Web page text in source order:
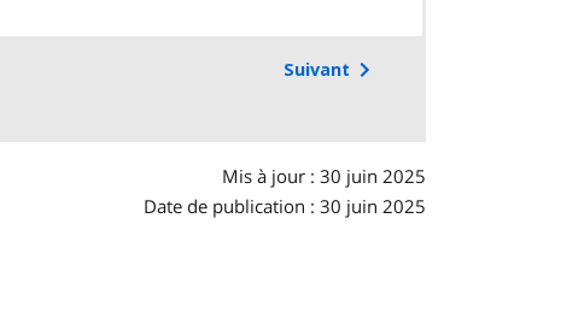
Suivant
Mis à jour : 30 juin 2025
Date de publication : 30 juin 2025